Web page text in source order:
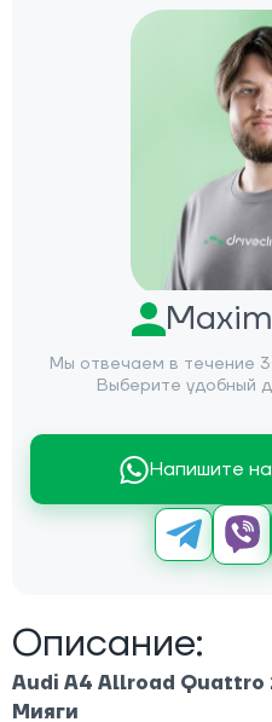
Мы отвечаем в течение
Выберите удобный
Напишите
Описание:
Audi A4 Allroad Quattro
Мияги